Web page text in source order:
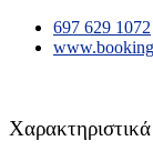
697 629 1072
Χαρακτηριστικά